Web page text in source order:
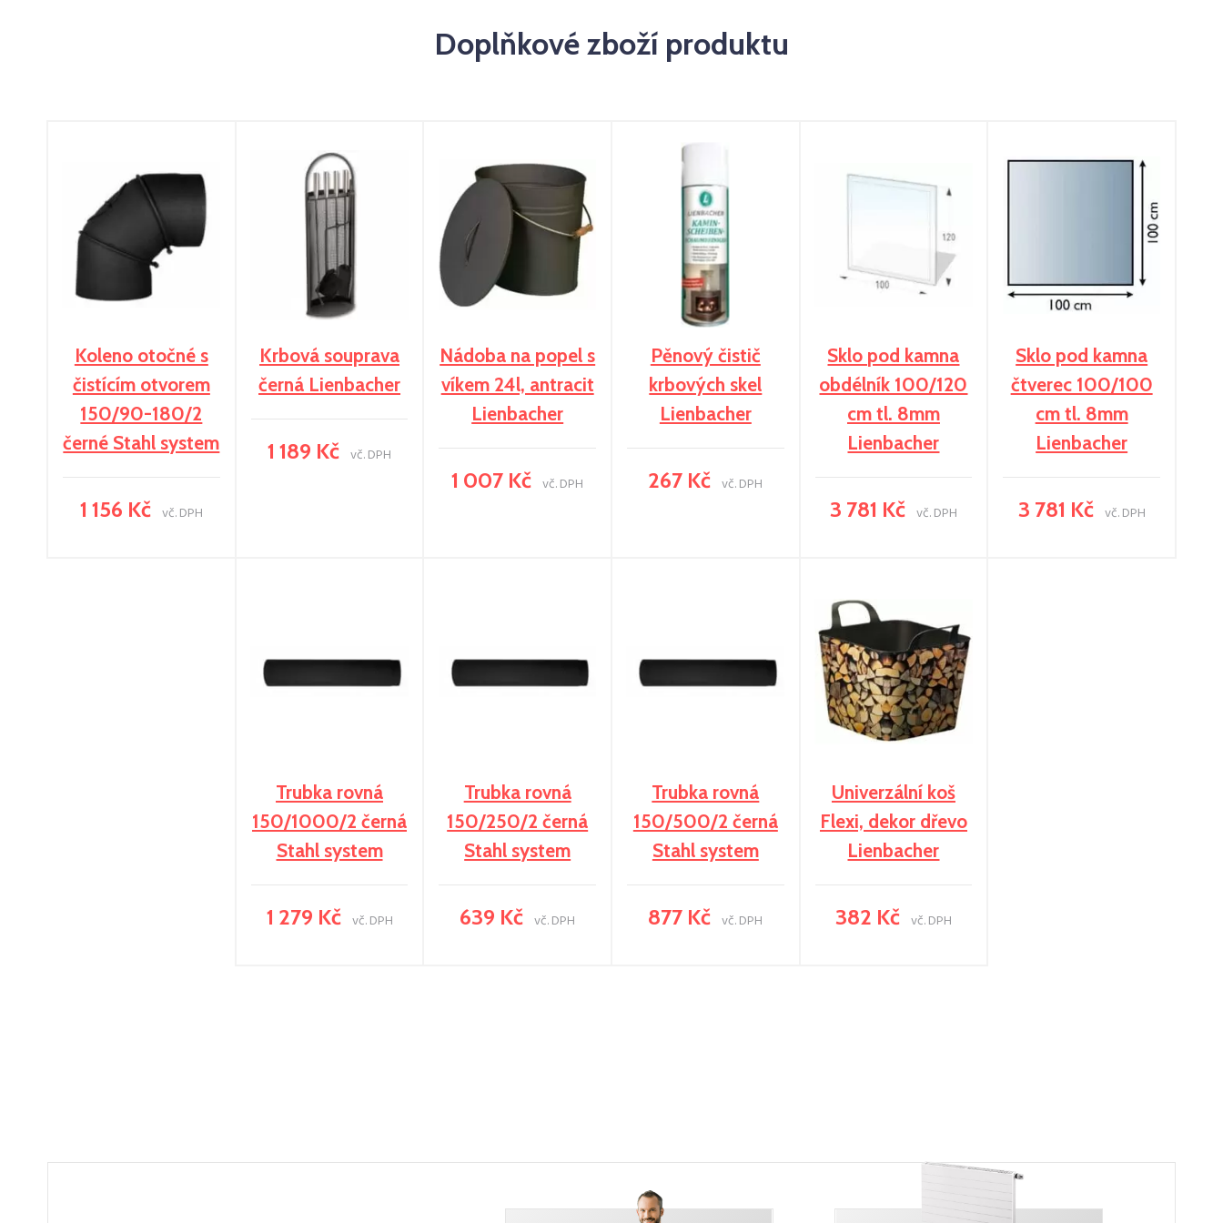
Doplňkové zboží produktu
Koleno otočné s
čistícím otvorem
150/90-180/2
černé Stahl system
1 156 Kč vč. DPH
Krbová souprava
černá Lienbacher
1 189 Kč vč. DPH
Nádoba na popel s
víkem 24l, antracit
Lienbacher
1 007 Kč vč. DPH
Pěnový čistič
krbových skel
Lienbacher
267 Kč vč. DPH
Sklo pod kamna
obdélník 100/120
cm tl. 8mm
Lienbacher
3 781 Kč vč. DPH
Sklo pod kamna
čtverec 100/100
cm tl. 8mm
Lienbacher
3 781 Kč vč. DPH
Trubka rovná
150/1000/2 černá
Stahl system
1 279 Kč vč. DPH
Trubka rovná
150/250/2 černá
Stahl system
639 Kč vč. DPH
Trubka rovná
150/500/2 černá
Stahl system
877 Kč vč. DPH
Univerzální koš
Flexi, dekor dřevo
Lienbacher
382 Kč vč. DPH